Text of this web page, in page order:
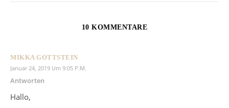
10 KOMMENTARE
MIKKA GOTTSTEIN
Januar 24, 2019 Um 9:05 P.m.
Antworten
Hallo,